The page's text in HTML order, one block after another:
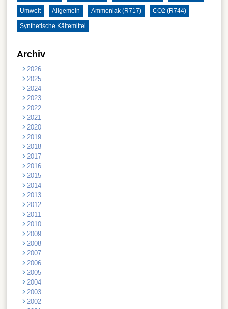
Umwelt Allgemein Ammoniak (R717) CO2 (R744)
Synthetische Kältemittel
Archiv
2026
2025
2024
2023
2022
2021
2020
2019
2018
2017
2016
2015
2014
2013
2012
2011
2010
2009
2008
2007
2006
2005
2004
2003
2002